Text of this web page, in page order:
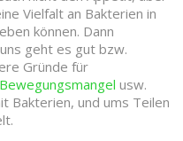
Vielfalt an Bakterien in
können. Dann
geht es gut bzw.
Gründe für
Bewegungsmangel usw.
Bakterien, und ums Teilen